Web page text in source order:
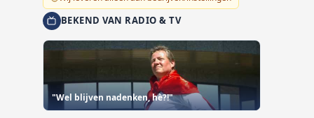
BEKEND VAN RADIO & TV
"Wel blijven nadenken, hè?!"